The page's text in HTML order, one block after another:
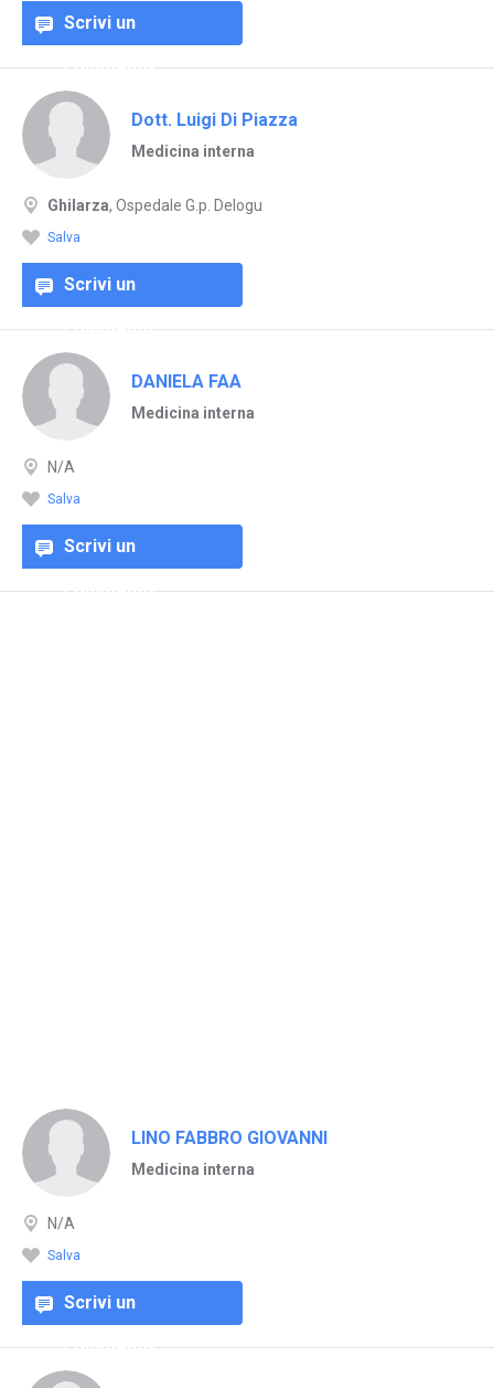
Scrivi un
commento
Dott. Luigi Di Piazza
Medicina interna
Ghilarza, Ospedale G.p. Delogu
Salva
Scrivi un
commento
DANIELA FAA
Medicina interna
N/A
Salva
Scrivi un
commento
LINO FABBRO GIOVANNI
Medicina interna
N/A
Salva
Scrivi un
commento